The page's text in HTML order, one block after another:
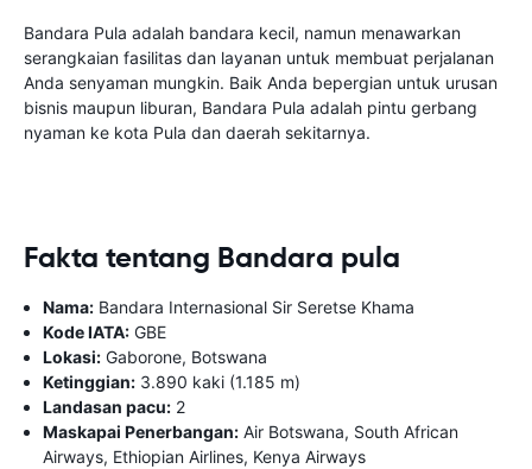
Bandara Pula adalah bandara kecil, namun menawarkan
serangkaian fasilitas dan layanan untuk membuat perjalanan
Anda senyaman mungkin. Baik Anda bepergian untuk urusan
bisnis maupun liburan, Bandara Pula adalah pintu gerbang
nyaman ke kota Pula dan daerah sekitarnya.
Fakta tentang Bandara pula
Nama: Bandara Internasional Sir Seretse Khama
Kode IATA: GBE
Lokasi: Gaborone, Botswana
Ketinggian: 3.890 kaki (1.185 m)
Landasan pacu: 2
Maskapai Penerbangan: Air Botswana, South African
Airways, Ethiopian Airlines, Kenya Airways